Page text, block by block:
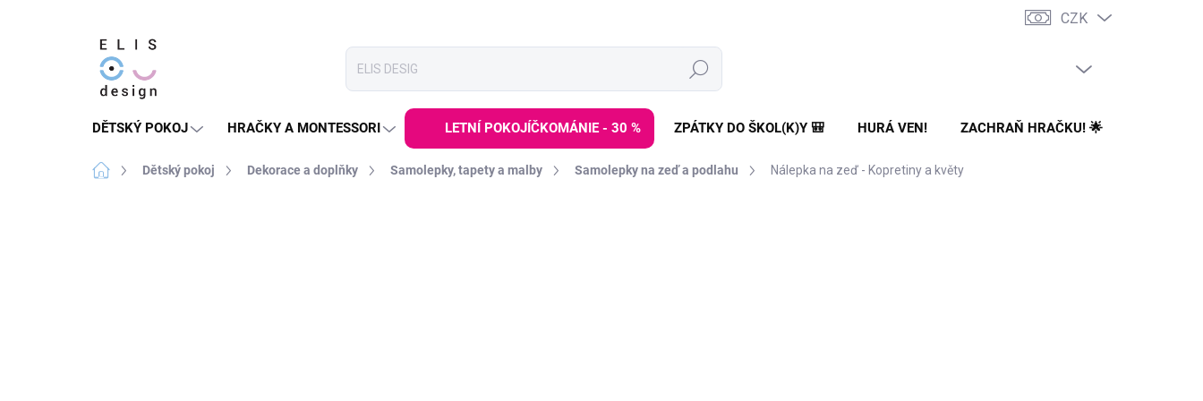
CZK
Hledat
DĚTSKÝ POKOJ HRAČKY A MONTESSORI LETNÍ POKOJÍČKOMÁNIE - 30 % ZPÁTKY DO ŠKOL(K)Y 🎒 HURÁ VEN! ZACHRAŇ HRAČKU! 🌟
Domů Dětský pokoj Dekorace a doplňky Samolepky, tapety a malby Samolepky na zeď a podlahu Nálepka na zeď - Kopretiny a květy